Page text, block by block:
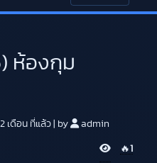
NAVIGATION
ห้องกุม
2 เดือน ที่แล้ว by admin
V 🔥1